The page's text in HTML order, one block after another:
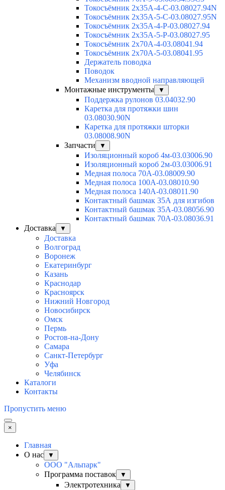
Токосъёмник 2х35А-4-С-03.08027.94N
Токосъёмник 2х35А-5-С-03.08027.95N
Токосъёмник 2х35А-4-Р-03.08027.94
Токосъёмник 2х35А-5-Р-03.08027.95
Токосъёмник 2х70А-4-03.08041.94
Токосъёмник 2х70А-5-03.08041.95
Держатель поводка
Поводок
Механизм вводной направляющей
Монтажные инструменты
▼
Поддержка рулонов 03.04032.90
Каретка для протяжки шин
03.08030.90N
Каретка для протяжки шторки
03.08008.90N
Запчасти
▼
Изоляционный короб 4м-03.03006.90
Изоляционный короб 2м-03.03006.91
Медная полоса 70А-03.08009.90
Медная полоса 100А-03.08010.90
Медная полоса 140А-03.08011.90
Контактный башмак 35А для изгибов
Контактный башмак 35А-03.08056.90
Контактный башмак 70А-03.08036.91
Доставка
▼
Доставка
Волгоград
Воронеж
Екатеринбург
Казань
Краснодар
Красноярск
Нижний Новгород
Новосибирск
Омск
Пермь
Ростов-на-Дону
Самара
Санкт-Петербург
Уфа
Челябинск
Каталоги
Контакты
Пропустить меню
×
Главная
О нас
▼
ООО "Альпарк"
Программа поставок
▼
Электротехника ▼